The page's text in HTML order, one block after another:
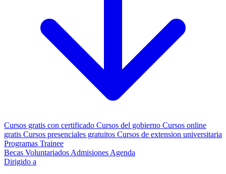
Cursos gratis con certificado Cursos del gobierno Cursos online
gratis Cursos presenciales gratuitos Cursos de extension universitaria
Programas Trainee
Becas Voluntariados Admisiones Agenda
Dirigido a